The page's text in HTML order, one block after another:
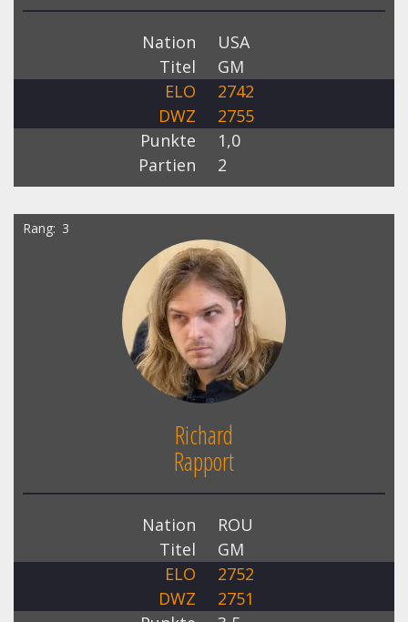
Nation
USA
Titel
GM
ELO
2742
DWZ
2755
Punkte
1,0
Partien
2
Rang 3
Richard
Rapport
Nation
ROU
Titel
GM
ELO
2752
DWZ
2751